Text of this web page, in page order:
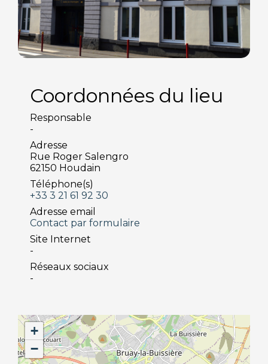
Coordonnées du lieu
Responsable
-
Adresse
Rue Roger Salengro
62150 Houdain
Téléphone(s)
+33 3 21 61 92 30
Adresse email
Contact par formulaire
Site Internet
-
Réseaux sociaux
-
+
−